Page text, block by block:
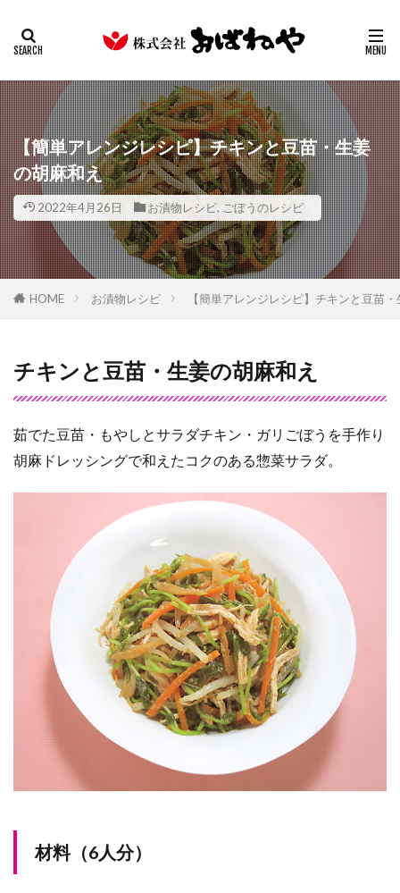
【簡単アレンジレシピ】チキンと豆苗・生姜
の胡麻和え
2022年4月26日 お漬物レシピ, ごぼうのレシピ
HOME お漬物レシピ 【簡単アレンジレシピ】チキンと豆苗
チキンと豆苗・生姜の胡麻和え
茹でた豆苗・もやしとサラダチキン・ガリごぼうを手作り
胡麻ドレッシングで和えたコクのある惣菜サラダ。
材料（6人分）
カテゴリー
検索